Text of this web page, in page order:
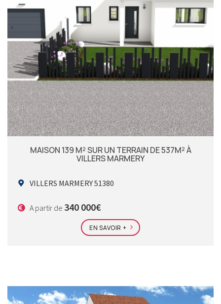
MAISON 139 M² SUR UN TERRAIN DE 537M² À
VILLERS MARMERY
VILLERS MARMERY 51380
A partir de 340 000€
EN SAVOIR +